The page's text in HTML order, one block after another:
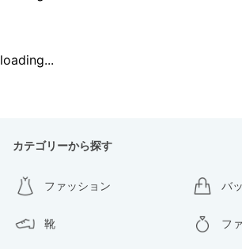
loading...
カテゴリーから探す
ファッション バ
靴 フ